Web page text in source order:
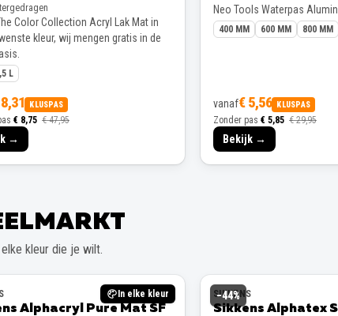
Color Collection Acryl Lak Mat in
kleur, wij mengen gratis in de
L
KLUSPAS
€ 8,75 € 47,95
→
Neo Tools Waterpas
400 MM 600 MM 800 MM
vanaf€ 5,56 KLUSPAS
Zonder pas € 5,85 € 29,95
Bekijk →
kleur die je wilt.
In elke kleur
Alphacryl Pure Mat SF
−44%
SIKKENS
Sikkens Alphatex